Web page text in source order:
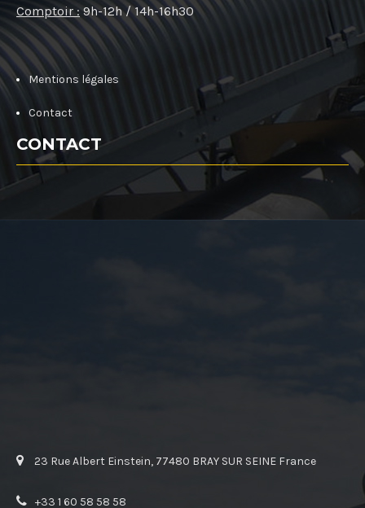
Comptoir : 9h-12h / 14h-16h30
Mentions légales
Contact
CONTACT
23 Rue Albert Einstein, 77480 BRAY SUR SEINE France
+33 1 60 58 58 58